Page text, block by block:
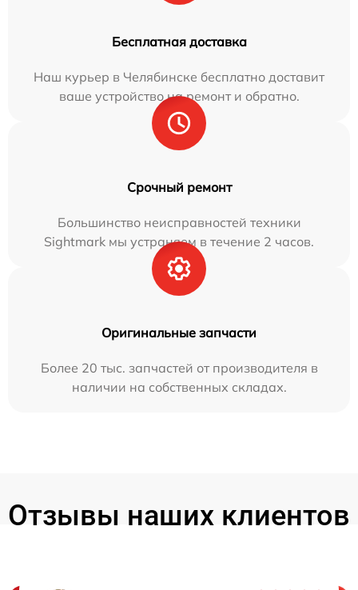
Бесплатная доставка
Наш курьер в Челябинске бесплатно доставит
ваше устройство на ремонт и обратно.
Срочный ремонт
Большинство неисправностей техники
Sightmark мы устраняем в течение 2 часов.
Оригинальные запчасти
Более 20 тыс. запчастей от производителя в
наличии на собственных складах.
Отзывы наших клиентов